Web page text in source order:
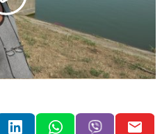
Play
Video